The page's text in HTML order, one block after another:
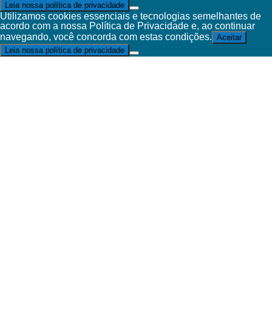
Leia nossa política de privacidade
Utilizamos cookies essenciais e tecnologias semelhantes de
acordo com a nossa Política de Privacidade e, ao continuar
navegando, você concorda com estas condições. Aceitar
Leia nossa política de privacidade